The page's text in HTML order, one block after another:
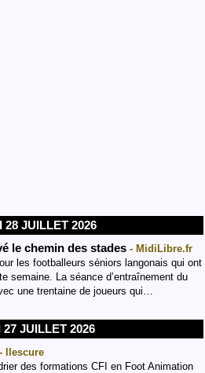
28 JUILLET 2026
le chemin des stades - MidiLibre.fr
les footballeurs séniors langonais qui ont
semaine. La séance d’entraînement du
une trentaine de joueurs qui…
27 JUILLET 2026
- llescure
des formations CFI en Foot Animation